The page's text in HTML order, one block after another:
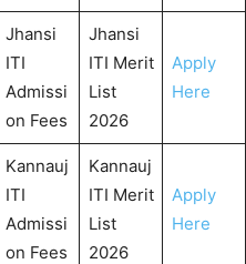
Jhansi
ITI
Admissi
on Fees
Jhansi
ITI Merit
List
2026
Apply
Here
Kannauj
ITI
Admissi
on Fees
Kannauj
ITI Merit
List
2026
Apply
Here